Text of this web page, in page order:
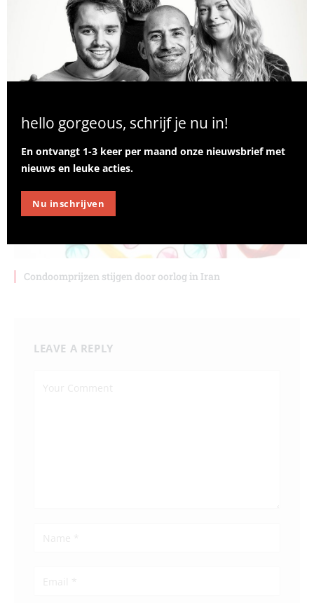
Bekende afslankmiddelen blijken mogelijk waardevol bij hiv
Condoomprijzen stijgen door oorlog in Iran
LEAVE A REPLY
hello gorgeous, schrijf je nu in!
En ontvangt 1-3 keer per maand onze nieuwsbrief met
nieuws en leuke acties.
Nu inschrijven